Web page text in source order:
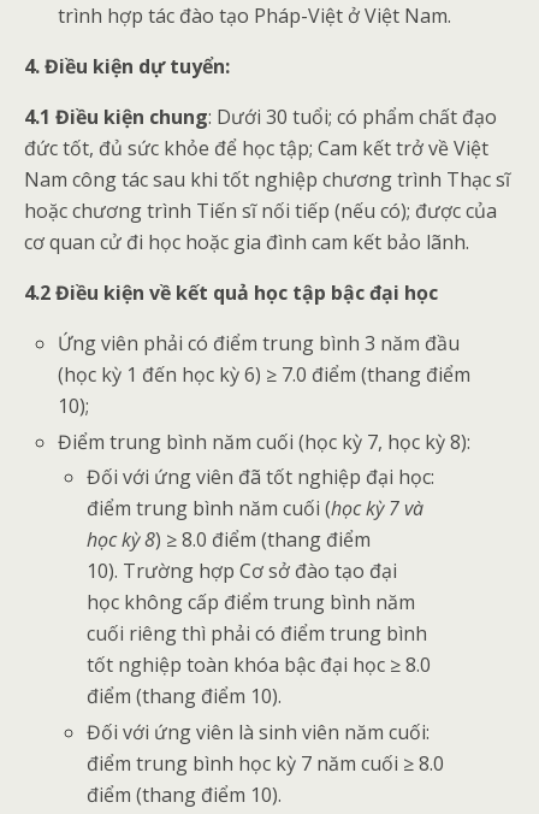
trình hợp tác đào tạo Pháp-Việt ở Việt Nam.
4. Điều kiện dự tuyển:
4.1 Điều kiện chung: Dưới 30 tuổi; có phẩm chất đạo
đức tốt, đủ sức khỏe để học tập; Cam kết trở về Việt
Nam công tác sau khi tốt nghiệp chương trình Thạc sĩ
hoặc chương trình Tiến sĩ nối tiếp (nếu có); được của
cơ quan cử đi học hoặc gia đình cam kết bảo lãnh.
4.2 Điều kiện về kết quả học tập bậc đại học
Ứng viên phải có điểm trung bình 3 năm đầu
(học kỳ 1 đến học kỳ 6) ≥ 7.0 điểm (thang điểm
10);
Điểm trung bình năm cuối (học kỳ 7, học kỳ 8):
Đối với ứng viên đã tốt nghiệp đại học:
điểm trung bình năm cuối (học kỳ 7 và
học kỳ 8) ≥ 8.0 điểm (thang điểm
10). Trường hợp Cơ sở đào tạo đại
học không cấp điểm trung bình năm
cuối riêng thì phải có điểm trung bình
tốt nghiệp toàn khóa bậc đại học ≥ 8.0
điểm (thang điểm 10).
Đối với ứng viên là sinh viên năm cuối:
điểm trung bình học kỳ 7 năm cuối ≥ 8.0
điểm (thang điểm 10).